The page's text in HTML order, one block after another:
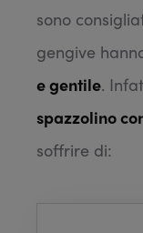
sono
gengive
e gentile.
spazzolino
soffrire di: